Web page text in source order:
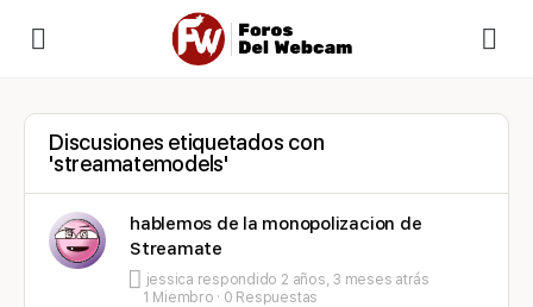
Discusiones etiquetados con
'streamatemodels'
hablemos de la monopolizacion de
Streamate
jessica respondido 2 años, 3 meses atrás
1 Miembro · 0 Respuestas